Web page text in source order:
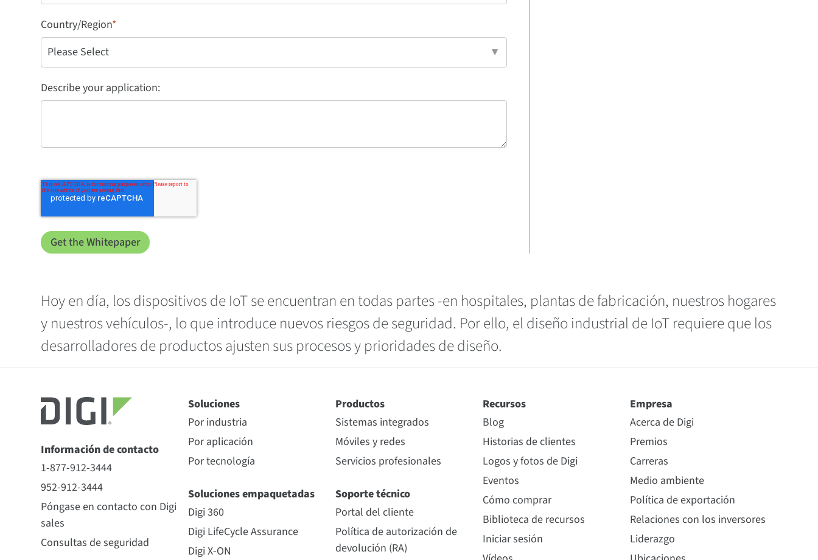
Country/Region*
Describe your application:
Hoy en día, los dispositivos de IoT se encuentran en todas partes -en hospitales, plantas de fabricación, nuestros hogares
y nuestros vehículos-, lo que introduce nuevos riesgos de seguridad. Por ello, el diseño industrial de IoT requiere que los
desarrolladores de productos ajusten sus procesos y prioridades de diseño.
Información de contacto
1-877-912-3444
952-912-3444
Póngase en contacto con Digi
sales
Consultas de seguridad
Soluciones
Por industria
Por aplicación
Por tecnología
Soluciones empaquetadas
Digi 360
Digi LifeCycle Assurance
Digi X-ON
Productos
Sistemas integrados
Móviles y redes
Servicios profesionales
Soporte técnico
Portal del cliente
Política de autorización de
devolución (RA)
Recursos
Blog
Historias de clientes
Logos y fotos de Digi
Eventos
Cómo comprar
Biblioteca de recursos
Iniciar sesión
Empresa
Acerca de Digi
Premios
Carreras
Medio ambiente
Política de exportación
Relaciones con los inversores
Liderazgo